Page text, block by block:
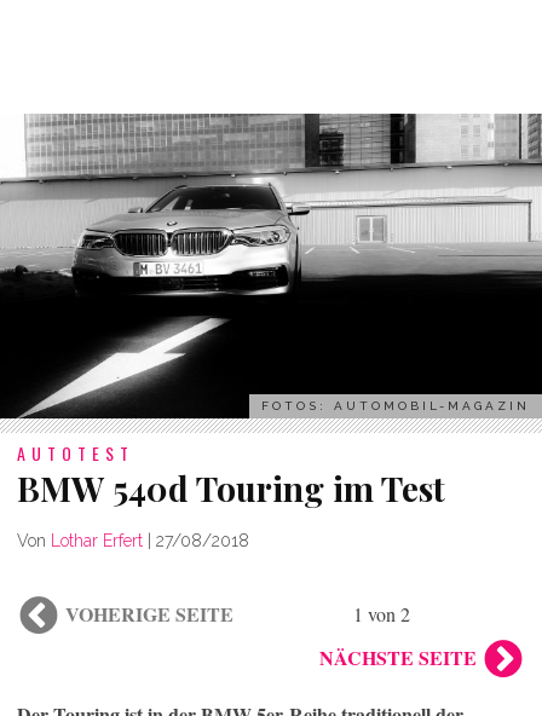
FOTOS: AUTOMOBIL-MAGAZIN
AUTOTEST
BMW 540d Touring im Test
Von Lothar Erfert 27/08/2018
VOHERIGE SEITE 1 von 2
NÄCHSTE SEITE